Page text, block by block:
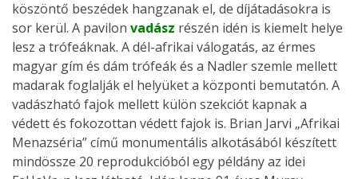
köszöntő beszédek hangzanak el, de díjátadásokra is
sor kerül. A pavilon vadász részén idén is kiemelt helye
lesz a trófeáknak. A dél-afrikai válogatás, az érmes
magyar gím és dám trófeák és a Nadler szemle mellett
madarak foglalják el helyüket a központi bemutatón. A
vadászható fajok mellett külön szekciót kapnak a
védett és fokozottan védett fajok is. Brian Jarvi „Afrikai
Menazséria” című monumentális alkotásából készített
mindössze 20 reprodukcióból egy példány az idei